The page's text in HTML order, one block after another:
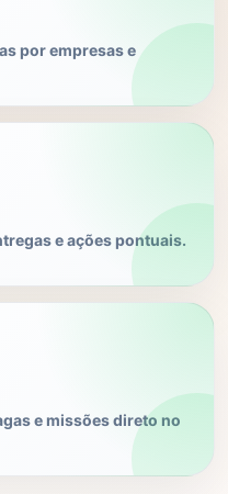
por empresas e
e ações pontuais.
e missões direto no